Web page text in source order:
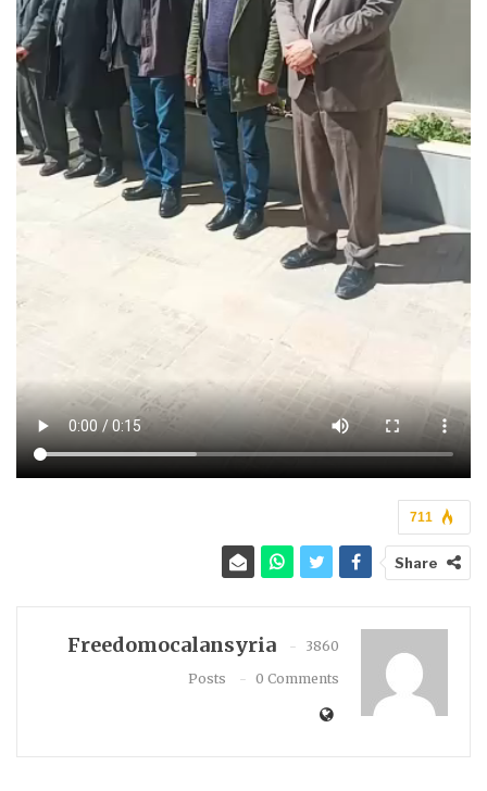
711
Share
Freedomocalansyria
3860
Posts
0 Comments